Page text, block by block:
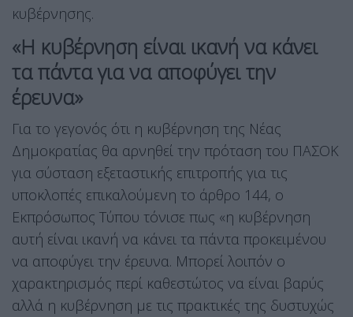
κυβέρνησης.
«Η κυβέρνηση είναι ικανή να κάνει
τα πάντα για να αποφύγει την
έρευνα»
Για το γεγονός ότι η κυβέρνηση της Νέας
Δημοκρατίας θα αρνηθεί την πρόταση του ΠΑΣΟΚ
για σύσταση εξεταστικής επιτροπής για τις
υποκλοπές επικαλούμενη το άρθρο 144, ο
Εκπρόσωπος Τύπου τόνισε πως «η κυβέρνηση
αυτή είναι ικανή να κάνει τα πάντα προκειμένου
να αποφύγει την έρευνα. Μπορεί λοιπόν ο
χαρακτηρισμός περί καθεστώτος να είναι βαρύς
αλλά η κυβέρνηση με τις πρακτικές της δυστυχώς